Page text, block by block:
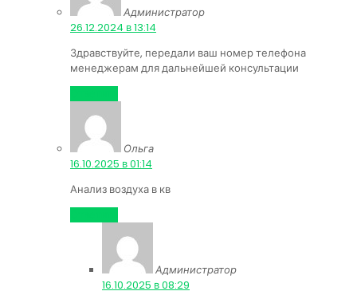
Администратор
26.12.2024 в 13:14
Здравствуйте, передали ваш номер телефона
менеджерам для дальнейшей консультации
Ольга
16.10.2025 в 01:14
Анализ воздуха в кв
Администратор
16.10.2025 в 08:29